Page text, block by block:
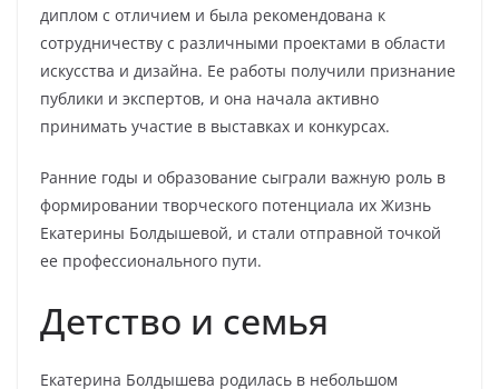
диплом с отличием и была рекомендована к
сотрудничеству с различными проектами в области
искусства и дизайна. Ее работы получили признание
публики и экспертов, и она начала активно
принимать участие в выставках и конкурсах.
Ранние годы и образование сыграли важную роль в
формировании творческого потенциала их Жизнь
Екатерины Болдышевой, и стали отправной точкой
ее профессионального пути.
Детство и семья
Екатерина Болдышева родилась в небольшом